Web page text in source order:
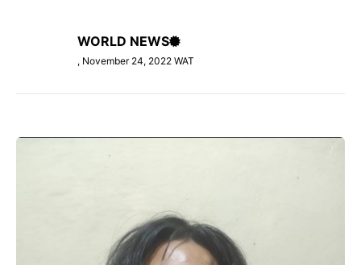
WORLD NEWS
, November 24, 2022 WAT